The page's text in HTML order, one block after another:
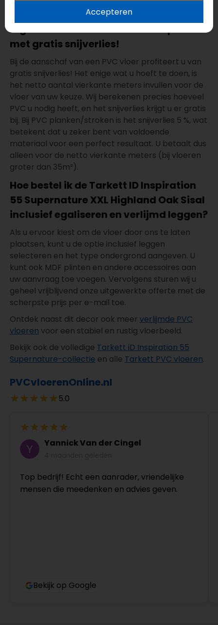
ID Inspiration 55 Supernature XXL
Highland Oak Sisal 24663915 kopen
met gratis snijverlies!
Bij de aanschaf van een PVC vloer profiteert u van
gratis snijverlies! Het enige wat u hoeft te doen, is
het netto aantal vierkante meters invullen voor de
vloer van uw keuze. Wij berekenen precies hoeveel
PVC u nodig heeft, en het snijverlies krijgt u er gratis
bij. Bij PVC planken/stroken is het snijverlies 5 %, wat
betekent dat u zeker bent van voldoende
materiaal voor een perfect resultaat. U betaalt dus
alleen voor de netto vierkante meters (bij vloeren
groter dan 35m²).
Hoe bestel ik de Tarkett ID Inspiration
55 Supernature XXL Highland Oak Sisal
inclusief egaliseren en verlijmd leggen?
Als u ervoor kiest om de vloer door ons te laten
plaatsen, kunt u de optie inclusief leggen
selecteren en het type ondergrond aangeven. U
kunt ook MDF plinten en andere accessoires aan
uw aanvraag toe voegen. Vervolgens sturen wij u
geheel vrijblijvend onze uitgewerkte offerte met de
scherpste prijs per e-mail toe.
Ontdek naast dit decor ook meer verlijmde PVC
vloeren voor een stabiel en rustig vloerbeeld.
Bekijk ook de volledige Tarkett iD Inspiration 55
Supernature-collectie en alle Tarkett PVC vloeren.
PVCvloerenOnline.nl
5.0
Yannick Van der Cingel
Top bedrijf! Echt een aanrader, vriendelijke
mensen die meedenken en advies geven.
Bekijk op Google
Accepteren